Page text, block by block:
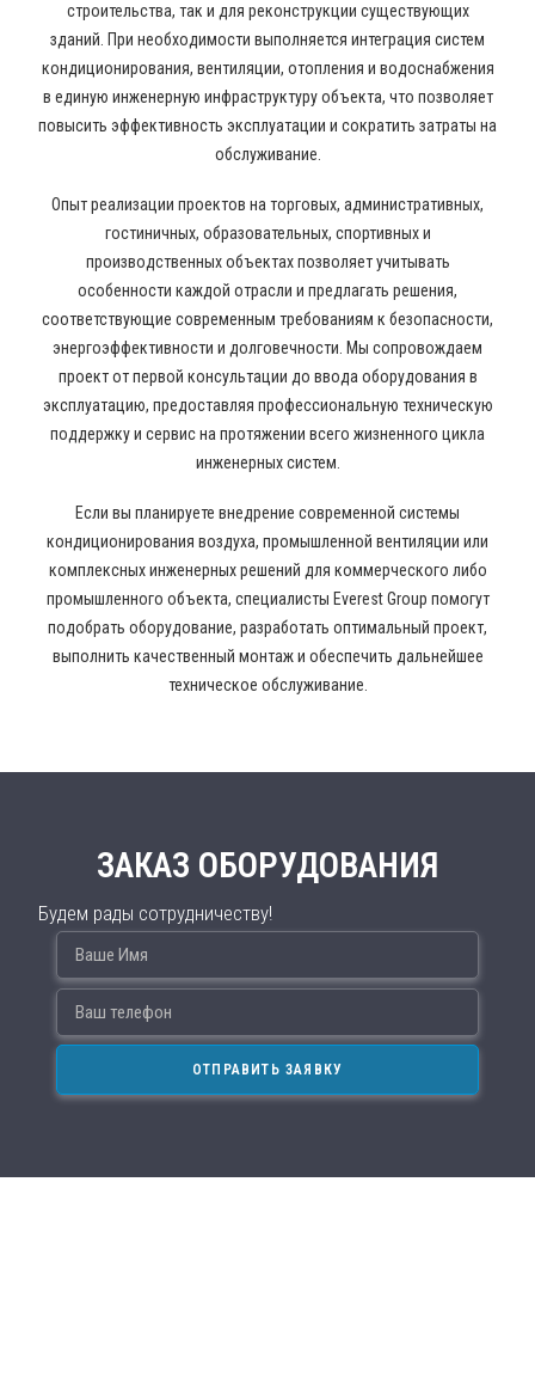
строительства, так и для реконструкции существующих
зданий. При необходимости выполняется интеграция систем
кондиционирования, вентиляции, отопления и водоснабжения
в единую инженерную инфраструктуру объекта, что позволяет
повысить эффективность эксплуатации и сократить затраты на
обслуживание.
Опыт реализации проектов на торговых, административных,
гостиничных, образовательных, спортивных и
производственных объектах позволяет учитывать
особенности каждой отрасли и предлагать решения,
соответствующие современным требованиям к безопасности,
энергоэффективности и долговечности. Мы сопровождаем
проект от первой консультации до ввода оборудования в
эксплуатацию, предоставляя профессиональную техническую
поддержку и сервис на протяжении всего жизненного цикла
инженерных систем.
Если вы планируете внедрение современной системы
кондиционирования воздуха, промышленной вентиляции или
комплексных инженерных решений для коммерческого либо
промышленного объекта, специалисты Everest Group помогут
подобрать оборудование, разработать оптимальный проект,
выполнить качественный монтаж и обеспечить дальнейшее
техническое обслуживание.
ЗАКАЗ ОБОРУДОВАНИЯ
Будем рады сотрудничеству!